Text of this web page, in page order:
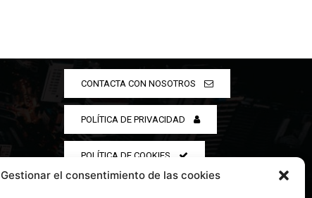
Gestionar el consentimiento de las cookies
CONTACTA CON NOSOTROS
POLÍTICA DE PRIVACIDAD
POLÍTICA DE COOKIES